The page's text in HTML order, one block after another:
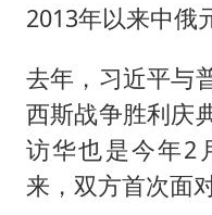
2013年以来中俄
去年，习近平与
西斯战争胜利庆
访华也是今年2
来，双方首次面